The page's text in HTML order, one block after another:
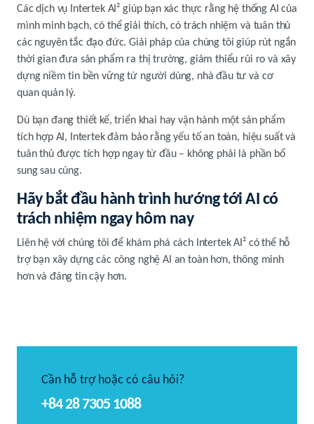
Các dịch vụ Intertek AI² giúp bạn xác thực rằng hệ thống AI của
mình minh bạch, có thể giải thích, có trách nhiệm và tuân thủ
các nguyên tắc đạo đức. Giải pháp của chúng tôi giúp rút ngắn
thời gian đưa sản phẩm ra thị trường, giảm thiểu rủi ro và xây
dựng niềm tin bền vững từ người dùng, nhà đầu tư và cơ
quan quản lý.
Dù bạn đang thiết kế, triển khai hay vận hành một sản phẩm
tích hợp AI, Intertek đảm bảo rằng yếu tố an toàn, hiệu suất và
tuân thủ được tích hợp ngay từ đầu – không phải là phần bổ
sung sau cùng.
Hãy bắt đầu hành trình hướng tới AI có
trách nhiệm ngay hôm nay
Liên hệ với chúng tôi để khám phá cách Intertek AI² có thể hỗ
trợ bạn xây dựng các công nghệ AI an toàn hơn, thông minh
hơn và đáng tin cậy hơn.
Cần hỗ trợ hoặc có câu hỏi?
+84 28 7305 1088